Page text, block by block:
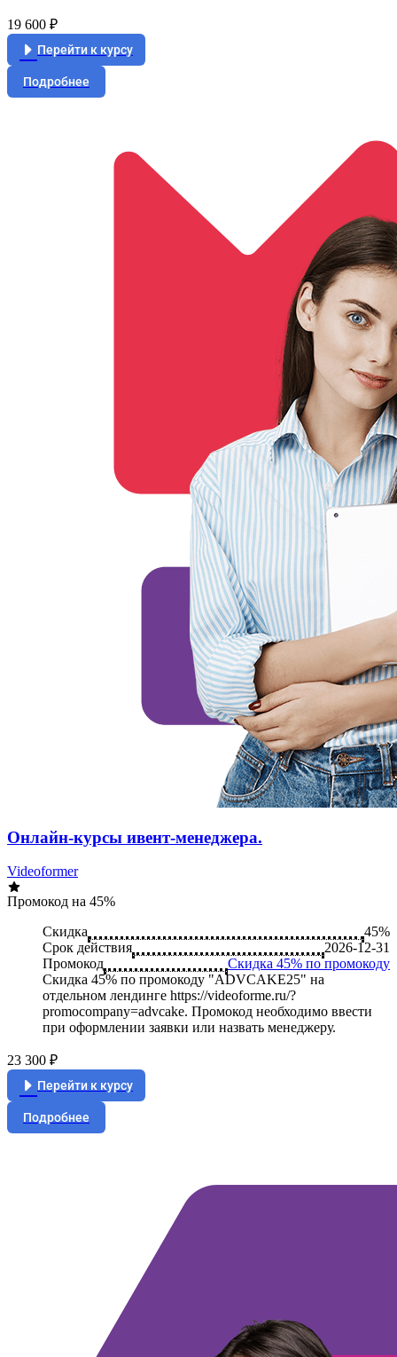
19 600 ₽
Перейти к курсу
Подробнее
Онлайн-курсы ивент-менеджера.
Videoformer
Промокод на 45%
Скидка
45%
Срок действия
2026-12-31
Промокод
Скидка 45% по промокоду
Скидка 45% по промокоду "ADVCAKE25" на
отдельном лендинге https://videoforme.ru/?
promocompany=advcake. Промокод необходимо ввести
при оформлении заявки или назвать менеджеру.
23 300 ₽
Перейти к курсу
Подробнее